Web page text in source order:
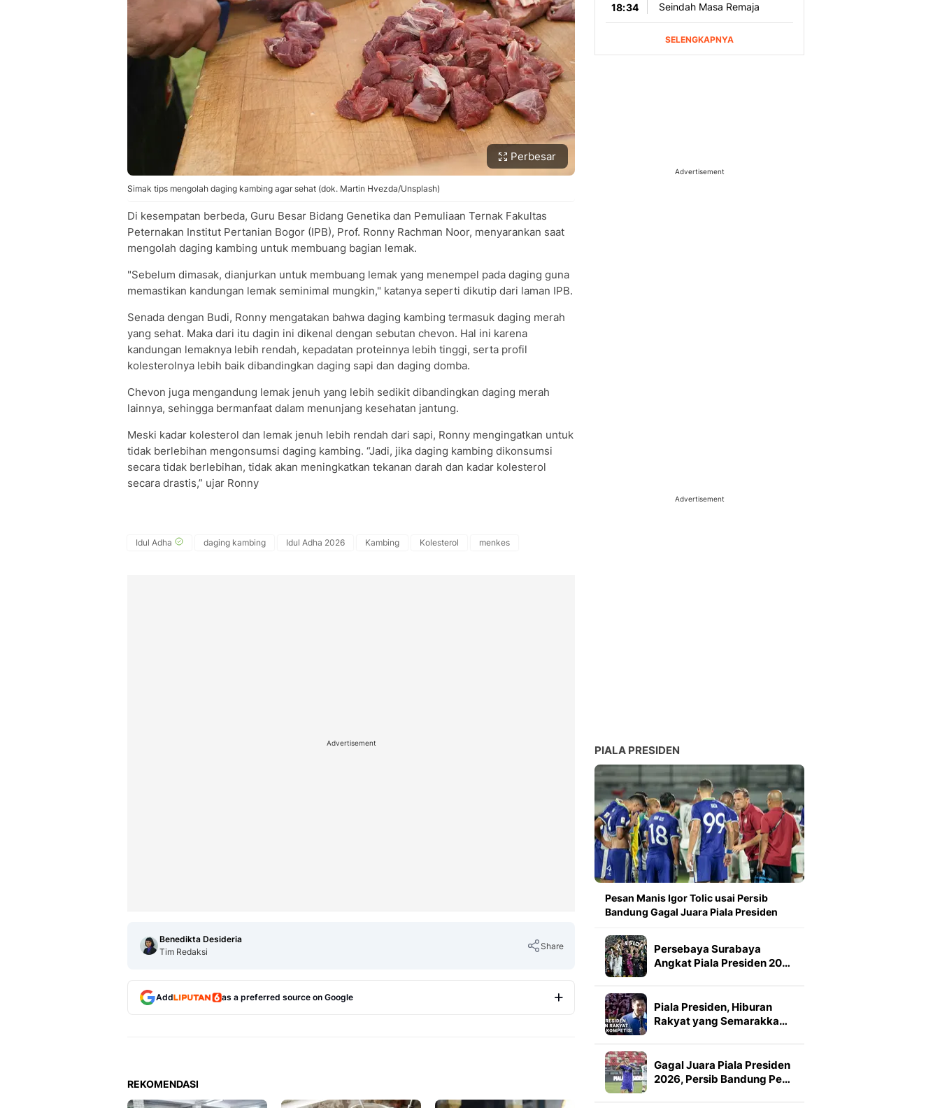
Perbesar
Simak tips mengolah daging kambing agar sehat (dok. Martin Hvezda/Unsplash)
Di kesempatan berbeda, Guru Besar Bidang Genetika dan Pemuliaan Ternak Fakultas
Peternakan Institut Pertanian Bogor (IPB), Prof. Ronny Rachman Noor, menyarankan saat
mengolah daging kambing untuk membuang bagian lemak.
"Sebelum dimasak, dianjurkan untuk membuang lemak yang menempel pada daging guna
memastikan kandungan lemak seminimal mungkin," katanya seperti dikutip dari laman IPB.
Senada dengan Budi, Ronny mengatakan bahwa daging kambing termasuk daging merah
yang sehat. Maka dari itu dagin ini dikenal dengan sebutan chevon. Hal ini karena
kandungan lemaknya lebih rendah, kepadatan proteinnya lebih tinggi, serta profil
kolesterolnya lebih baik dibandingkan daging sapi dan daging domba.
Chevon juga mengandung lemak jenuh yang lebih sedikit dibandingkan daging merah
lainnya, sehingga bermanfaat dalam menunjang kesehatan jantung.
Meski kadar kolesterol dan lemak jenuh lebih rendah dari sapi, Ronny mengingatkan untuk
tidak berlebihan mengonsumsi daging kambing. “Jadi, jika daging kambing dikonsumsi
secara tidak berlebihan, tidak akan meningkatkan tekanan darah dan kadar kolesterol
secara drastis,” ujar Ronny
Idul Adha daging kambing Idul Adha 2026 Kambing Kolesterol menkes
Advertisement
Benedikta Desideria
Tim Redaksi
Share
Add as a preferred source on Google
REKOMENDASI
Advertisement
Advertisement
PIALA PRESIDEN
Pesan Manis Igor Tolic usai Persib
Bandung Gagal Juara Piala Presiden
Persebaya Surabaya
Angkat Piala Presiden 20…
Piala Presiden, Hiburan
Rakyat yang Semarakka…
Gagal Juara Piala Presiden
2026, Persib Bandung Pe…